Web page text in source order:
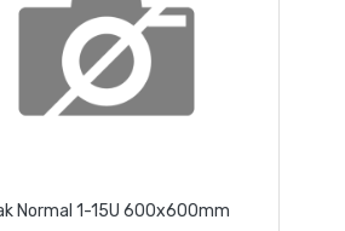
Normal 1-15U 600x600mm